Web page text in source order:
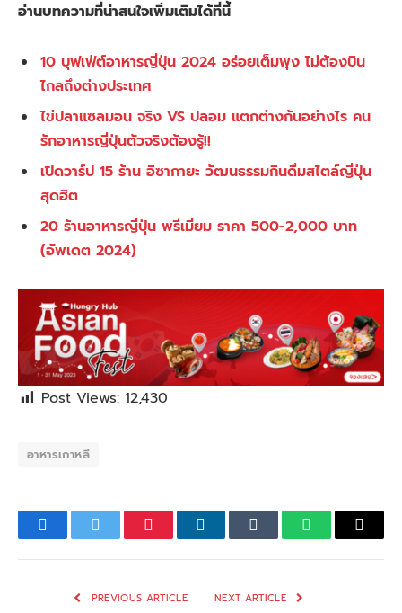
อ่านบทความที่น่าสนใจเพิ่มเติมได้ที่นี้
10 บุฟเฟ่ต์อาหารญี่ปุ่น 2024 อร่อยเต็มพุง ไม่ต้องบิน
ไกลถึงต่างประเทศ
ไข่ปลาแซลมอน จริง VS ปลอม แตกต่างกันอย่างไร คน
รักอาหารญี่ปุ่นตัวจริงต้องรู้!!
เปิดวาร์ป 15 ร้าน อิซากายะ วัฒนธรรมกินดื่มสไตล์ญี่ปุ่น
สุดฮิต
20 ร้านอาหารญี่ปุ่น พรีเมี่ยม ราคา 500-2,000 บาท
(อัพเดต 2024)
Post Views: 12,430
อาหารเกาหลี
FacebookTwitterPinterestLinkedInTumblrWhatsApp
Email
PREVIOUS ARTICLE NEXT ARTICLE